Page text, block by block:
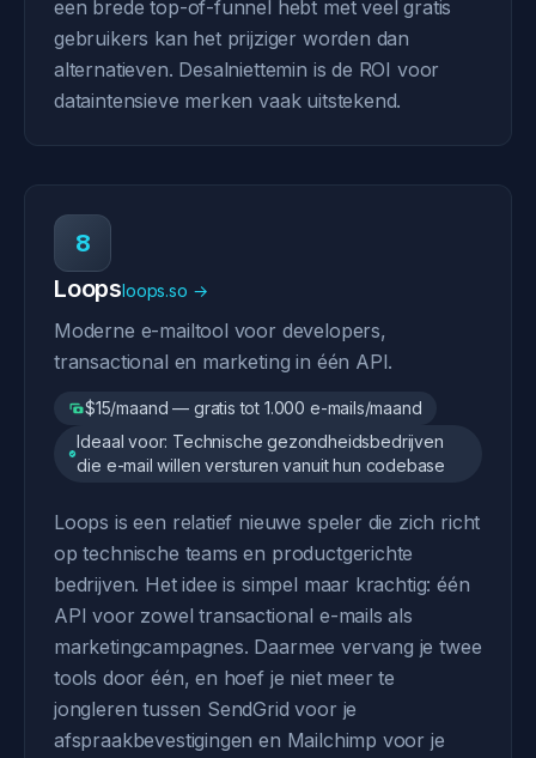
een brede top-of-funnel hebt met veel gratis
gebruikers kan het prijziger worden dan
alternatieven. Desalniettemin is de ROI voor
dataintensieve merken vaak uitstekend.
8
Loopsloops.so →
Moderne e-mailtool voor developers,
transactional en marketing in één API.
$15/maand — gratis tot 1.000 e-mails/maand
Ideaal voor: Technische gezondheidsbedrijven
die e-mail willen versturen vanuit hun codebase
Loops is een relatief nieuwe speler die zich richt
op technische teams en productgerichte
bedrijven. Het idee is simpel maar krachtig: één
API voor zowel transactional e-mails als
marketingcampagnes. Daarmee vervang je twee
tools door één, en hoef je niet meer te
jongleren tussen SendGrid voor je
afspraakbevestigingen en Mailchimp voor je